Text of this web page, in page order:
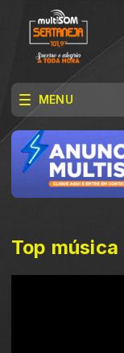
MENU
Top